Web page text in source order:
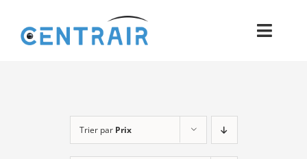
contenu
Moyens
Trier par Prix